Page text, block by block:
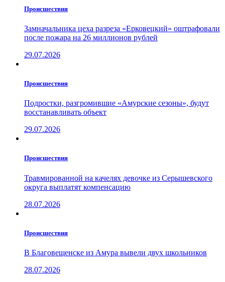
Проиcшествия
Замначальника цеха разреза «Ерковецкий» оштрафовали
после пожара на 26 миллионов рублей
29.07.2026
Проиcшествия
Подростки, разгромившие «Амурские сезоны», будут
восстанавливать объект
29.07.2026
Проиcшествия
Травмированной на качелях девочке из Серышевского
округа выплатят компенсацию
28.07.2026
Проиcшествия
В Благовещенске из Амура вывели двух школьников
28.07.2026